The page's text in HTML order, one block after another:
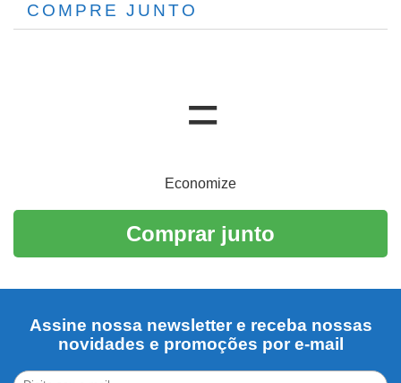
COMPRE JUNTO
Economize
Comprar junto
Assine nossa newsletter e receba nossas
novidades e promoções por e-mail